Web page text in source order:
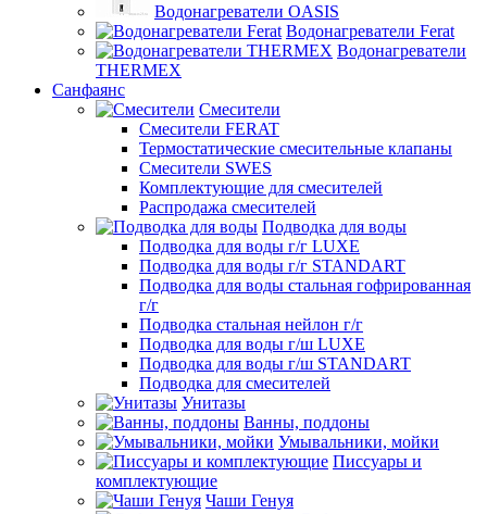
Водонагреватели OASIS
Водонагреватели Ferat
Водонагреватели
THERMEX
Санфаянс
Смесители
Смесители FERAT
Термостатические смесительные клапаны
Смесители SWES
Комплектующие для смесителей
Распродажа смесителей
Подводка для воды
Подводка для воды г/г LUXE
Подводка для воды г/г STANDART
Подводка для воды стальная гофрированная
г/г
Подводка стальная нейлон г/г
Подводка для воды г/ш LUXE
Подводка для воды г/ш STANDART
Подводка для смесителей
Унитазы
Ванны, поддоны
Умывальники, мойки
Писсуары и
комплектующие
Чаши Генуя